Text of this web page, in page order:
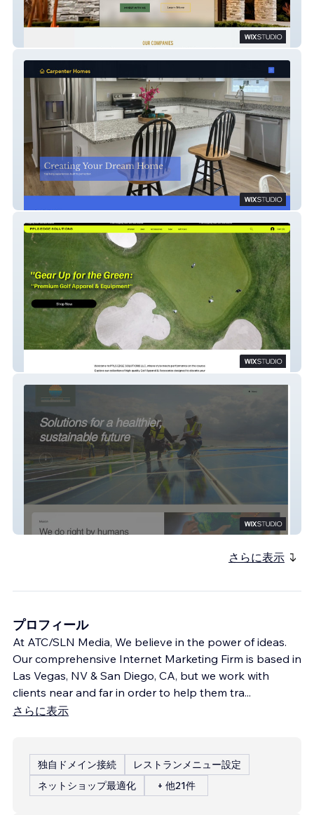
Carpenter Homes
PPLS EDGE SOLUTIONS
ESW-EV
さらに表示
プロフィール
At ATC/SLN Media, We believe in the power of ideas.
Our comprehensive Internet Marketing Firm is based in
Las Vegas, NV & San Diego, CA, but we work with
clients near and far in order to help them tra...
さらに表示
独自ドメイン接続
レストランメニュー設定
ネットショップ最適化
+ 他21件